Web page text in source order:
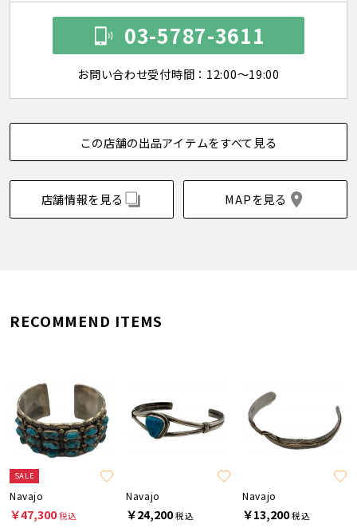
03-5787-3611
お問い合わせ受付時間：12:00～19:00
この店舗の出品アイテムをすべて見る
店舗情報を見る MAPを見る
RECOMMEND ITEMS
SALE
Navajo
￥47,300税込
Navajo
￥24,200税込
Navajo
￥13,200税込